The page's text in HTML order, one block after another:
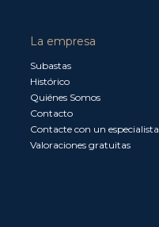
La empresa
Subastas
Histórico
Quiénes Somos
Contacto
Contacte con un especialista
Valoraciones gratuitas